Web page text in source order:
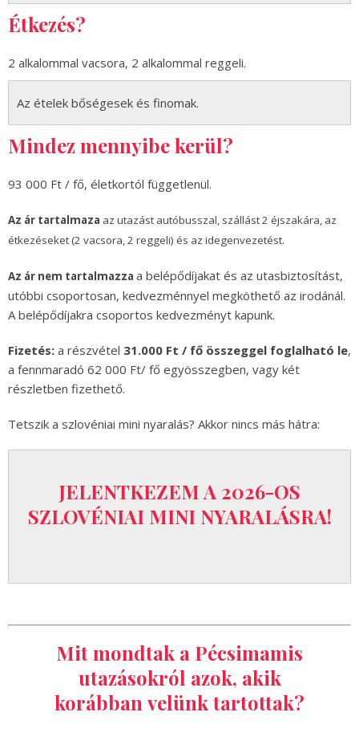
Étkezés?
2 alkalommal vacsora, 2 alkalommal reggeli.
Az ételek bőségesek és finomak.
Mindez mennyibe kerül?
93 000 Ft / fő, életkortól függetlenül.
Az ár tartalmaza az utazást autóbusszal, szállást 2 éjszakára, az
étkezéseket (2 vacsora, 2 reggeli) és az idegenvezetést.
Az ár nem tartalmazza a belépődíjakat és az utasbiztosítást,
utóbbi csoportosan, kedvezménnyel megköthető az irodánál.
A belépődíjakra csoportos kedvezményt kapunk.
Fizetés: a részvétel 31.000 Ft / fő összeggel foglalható le,
a fennmaradó 62 000 Ft/ fő egyösszegben, vagy két
részletben fizethető.
Tetszik a szlovéniai mini nyaralás? Akkor nincs más hátra:
JELENTKEZEM A 2026-OS
SZLOVÉNIAI MINI NYARALÁSRA!
Mit mondtak a Pécsimamis
utazásokról azok, akik
korábban velünk tartottak?